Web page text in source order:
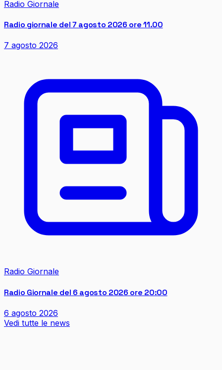
Radio Giornale
Radio giornale del 7 agosto 2026 ore 11.00
7 agosto 2026
Radio Giornale
Radio Giornale del 6 agosto 2026 ore 20:00
6 agosto 2026
Vedi tutte le news